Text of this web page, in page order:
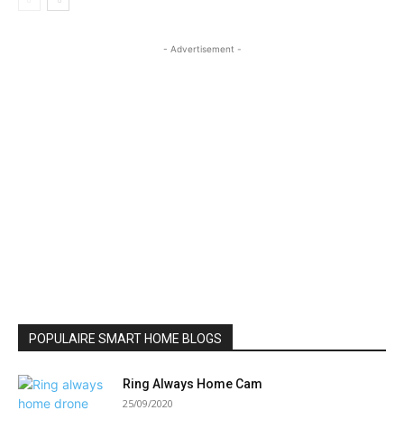
- Advertisement -
POPULAIRE SMART HOME BLOGS
Ring Always Home Cam
25/09/2020